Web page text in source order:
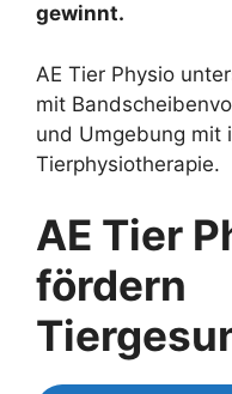
gewinnt.
AE Tier Physio
mit
und Umgebung mit
Tierphysiotherapie.
AE Tier
fördern